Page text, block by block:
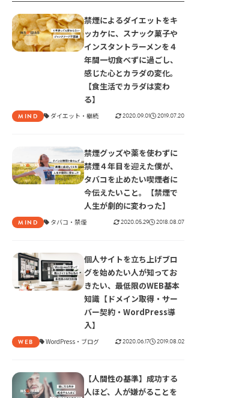
禁煙によるダイエットをキ
ッカケに、スナック菓子や
インスタントラーメンを４
年間一切食べずに過ごし、
感じた心とカラダの変化。
【食生活でカラダは変わ
る】
MIND ダイエット 継続 2020.09.01 2019.07.20
禁煙グッズや薬を使わずに
禁煙４年目を迎えた僕が、
タバコを止めたい喫煙者に
今伝えたいこと。【禁煙で
人生が劇的に変わった】
MIND タバコ 禁煙 2020.05.29 2018.08.07
個人サイトを立ち上げブロ
グを始めたい人が知ってお
きたい、最低限のWEB基本
知識【ドメイン取得・サー
バー契約・WordPress導
入】
WEB WordPress ブログ 2020.06.17 2019.08.02
【人間性の基準】成功する
人ほど、人が嫌がることを